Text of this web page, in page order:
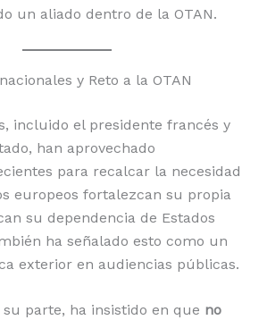
un aliado dentro de la OTAN.
y Reto a la OTAN
incluido el presidente francés y
han aprovechado
para recalcar la necesidad
europeos fortalezcan su propia
su dependencia de Estados
ha señalado esto como un
exterior en audiencias públicas.
parte, ha insistido en que no